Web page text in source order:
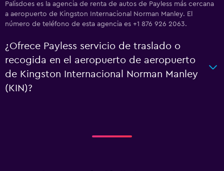
Palisdoes es la agencia de renta de autos de Payless más cercana
a aeropuerto de Kingston Internacional Norman Manley. El
número de teléfono de esta agencia es +1 876 926 2063.
¿Ofrece Payless servicio de traslado o
recogida en el aeropuerto de aeropuerto
de Kingston Internacional Norman Manley
(KIN)?